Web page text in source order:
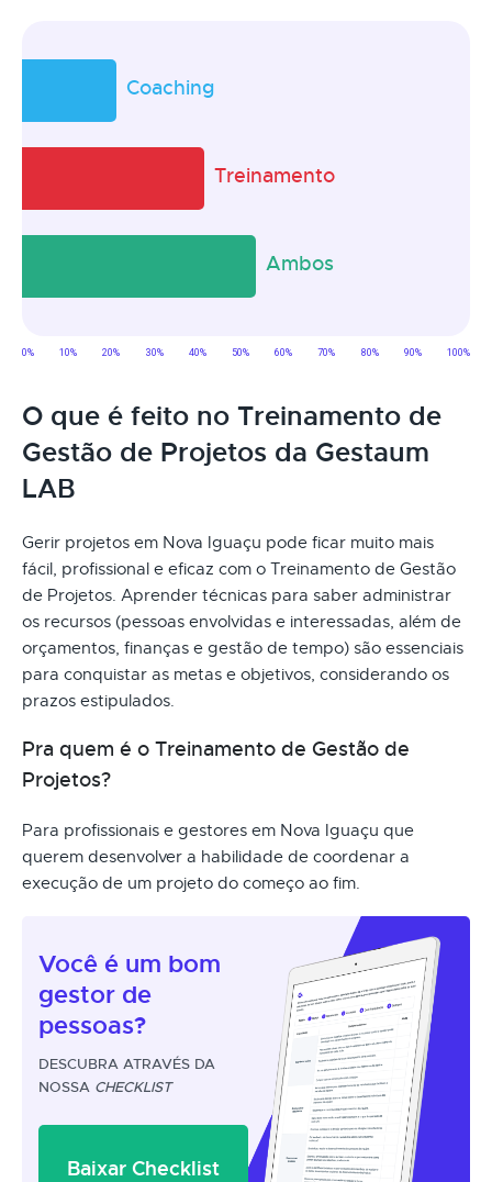
O que é feito no Treinamento de
Gestão de Projetos da Gestaum
LAB
Gerir projetos em Nova Iguaçu pode ficar muito mais
fácil, profissional e eficaz com o Treinamento de Gestão
de Projetos. Aprender técnicas para saber administrar
os recursos (pessoas envolvidas e interessadas, além de
orçamentos, finanças e gestão de tempo) são essenciais
para conquistar as metas e objetivos, considerando os
prazos estipulados.
Pra quem é o Treinamento de Gestão de
Projetos?
Para profissionais e gestores em Nova Iguaçu que
querem desenvolver a habilidade de coordenar a
execução de um projeto do começo ao fim.
Você é um bom
gestor de
pessoas?
DESCUBRA ATRAVÉS DA
NOSSA CHECKLIST
Baixar Checklist